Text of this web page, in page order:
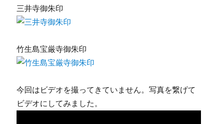
三井寺御朱印
竹生島宝厳寺御朱印
今回はビデオを撮ってきていません。写真を繋げて
ビデオにしてみました。